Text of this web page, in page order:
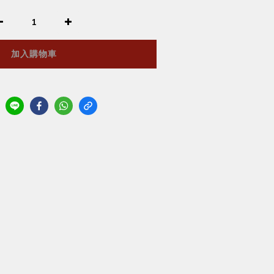
加入購物車